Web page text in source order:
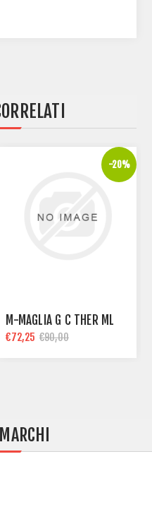
-20%
M-MAGLIA G C THER ML
€72,25 €90,00